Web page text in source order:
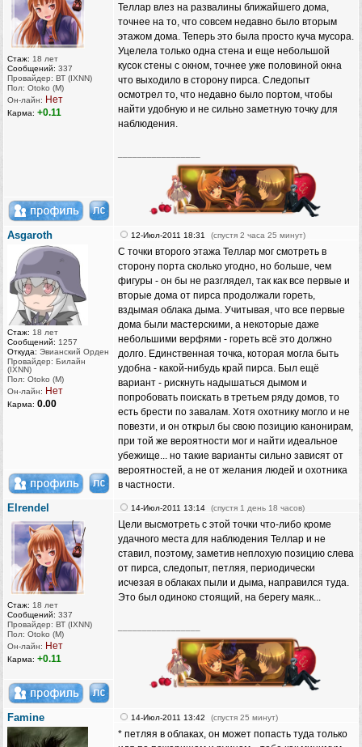
Стаж: 18 лет
Сообщений: 337
Провайдер: ВТ (IXNN)
Пол: Otoko (M)
Он-лайн: Нет
Карма: +0.11
Теллар влез на развалины ближайшего дома,
точнее на то, что совсем недавно было вторым
этажом дома. Теперь это была просто куча мусора.
Уцелела только одна стена и еще небольшой
кусок стены с окном, точнее уже половиной окна
что выходило в сторону пирса. Следопыт
осмотрел то, что недавно было портом, чтобы
найти удобную и не сильно заметную точку для
наблюдения.
Asgaroth
Стаж: 18 лет
Сообщений: 1257
Откуда: Эвианский Орден
Провайдер: Билайн
(IXNN)
Пол: Otoko (M)
Он-лайн: Нет
Карма: 0.00
12-Июл-2011 18:31 (спустя 2 часа 25 минут)
С точки второго этажа Теллар мог смотреть в
сторону порта сколько угодно, но больше, чем
фигуры - он бы не разглядел, так как все первые и
вторые дома от пирса продолжали гореть,
вздымая облака дыма. Учитывая, что все первые
дома были мастерскими, а некоторые даже
небольшими верфями - гореть всё это должно
долго. Единственная точка, которая могла быть
удобна - какой-нибудь край пирса. Был ещё
вариант - рискнуть надышаться дымом и
попробовать поискать в третьем ряду домов, то
есть брести по завалам. Хотя охотнику могло и не
повезти, и он открыл бы свою позицию канонирам,
при той же вероятности мог и найти идеальное
убежище... но такие варианты сильно зависят от
вероятностей, а не от желания людей и охотника
в частности.
Elrendel
Стаж: 18 лет
Сообщений: 337
Провайдер: ВТ (IXNN)
Пол: Otoko (M)
Он-лайн: Нет
Карма: +0.11
14-Июл-2011 13:14 (спустя 1 день 18 часов)
Цели высмотреть с этой точки что-либо кроме
удачного места для наблюдения Теллар и не
ставил, поэтому, заметив неплохую позицию слева
от пирса, следопыт, петляя, периодически
исчезая в облаках пыли и дыма, направился туда.
Это был одиноко стоящий, на берегу маяк...
Famine 14-Июл-2011 13:42 (спустя 25 минут)
* петляя в облаках, он может попасть туда только